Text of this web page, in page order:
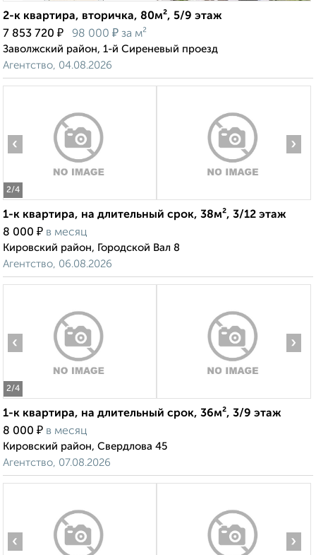
2-к квартира, вторичка, 80м², 5/9 этаж
7 853 720 ₽ 98 000 ₽ за м²
Заволжский район, 1-й Сиреневый проезд
Агентство, 04.08.2026
2/4
‹ ›
1-к квартира, на длительный срок, 38м², 3/12 этаж
8 000 ₽ в месяц
Кировский район, Городской Вал 8
Агентство, 06.08.2026
2/4
‹ ›
1-к квартира, на длительный срок, 36м², 3/9 этаж
8 000 ₽ в месяц
Кировский район, Свердлова 45
Агентство, 07.08.2026
‹ ›